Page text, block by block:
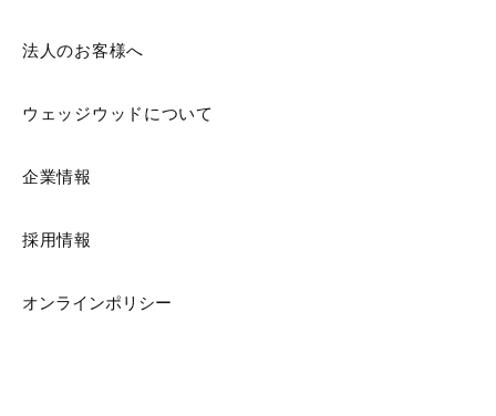
法人のお客様へ
ウェッジウッドについて
企業情報
採用情報
オンラインポリシー